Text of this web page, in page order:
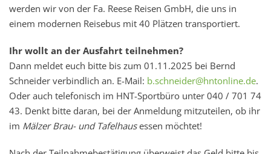
werden wir von der Fa. Reese Reisen GmbH, die uns in
einem modernen Reisebus mit 40 Plätzen transportiert.
Ihr wollt an der Ausfahrt teilnehmen?
Dann meldet euch bitte bis zum 01.11.2025 bei Bernd
Schneider verbindlich an. E-Mail: b.schneider@hntonline.de.
Oder auch telefonisch im HNT-Sportbüro unter 040 / 701 74
43. Denkt bitte daran, bei der Anmeldung mitzuteilen, ob ihr
im Mälzer Brau- und Tafelhausessen möchtet!